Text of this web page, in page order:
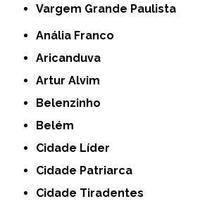
Vargem Grande Paulista
Anália Franco
Aricanduva
Artur Alvim
Belenzinho
Belém
Cidade Líder
Cidade Patriarca
Cidade Tiradentes